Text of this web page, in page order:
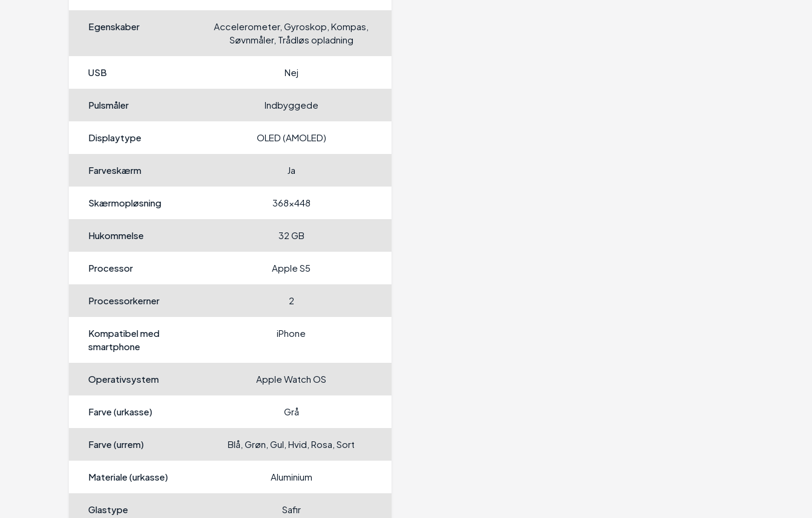
Egenskaber
Accelerometer, Gyroskop, Kompas,
Søvnmåler, Trådløs opladning
USB Nej
Pulsmåler Indbyggede
Displaytype OLED (AMOLED)
Farveskærm Ja
Skærmopløsning 368x448
Hukommelse 32 GB
Processor Apple S5
Processorkerner 2
Kompatibel med
smartphone
iPhone
Operativsystem Apple Watch OS
Farve (urkasse) Grå
Farve (urrem) Blå, Grøn, Gul, Hvid, Rosa, Sort
Materiale (urkasse) Aluminium
Glastype Safir